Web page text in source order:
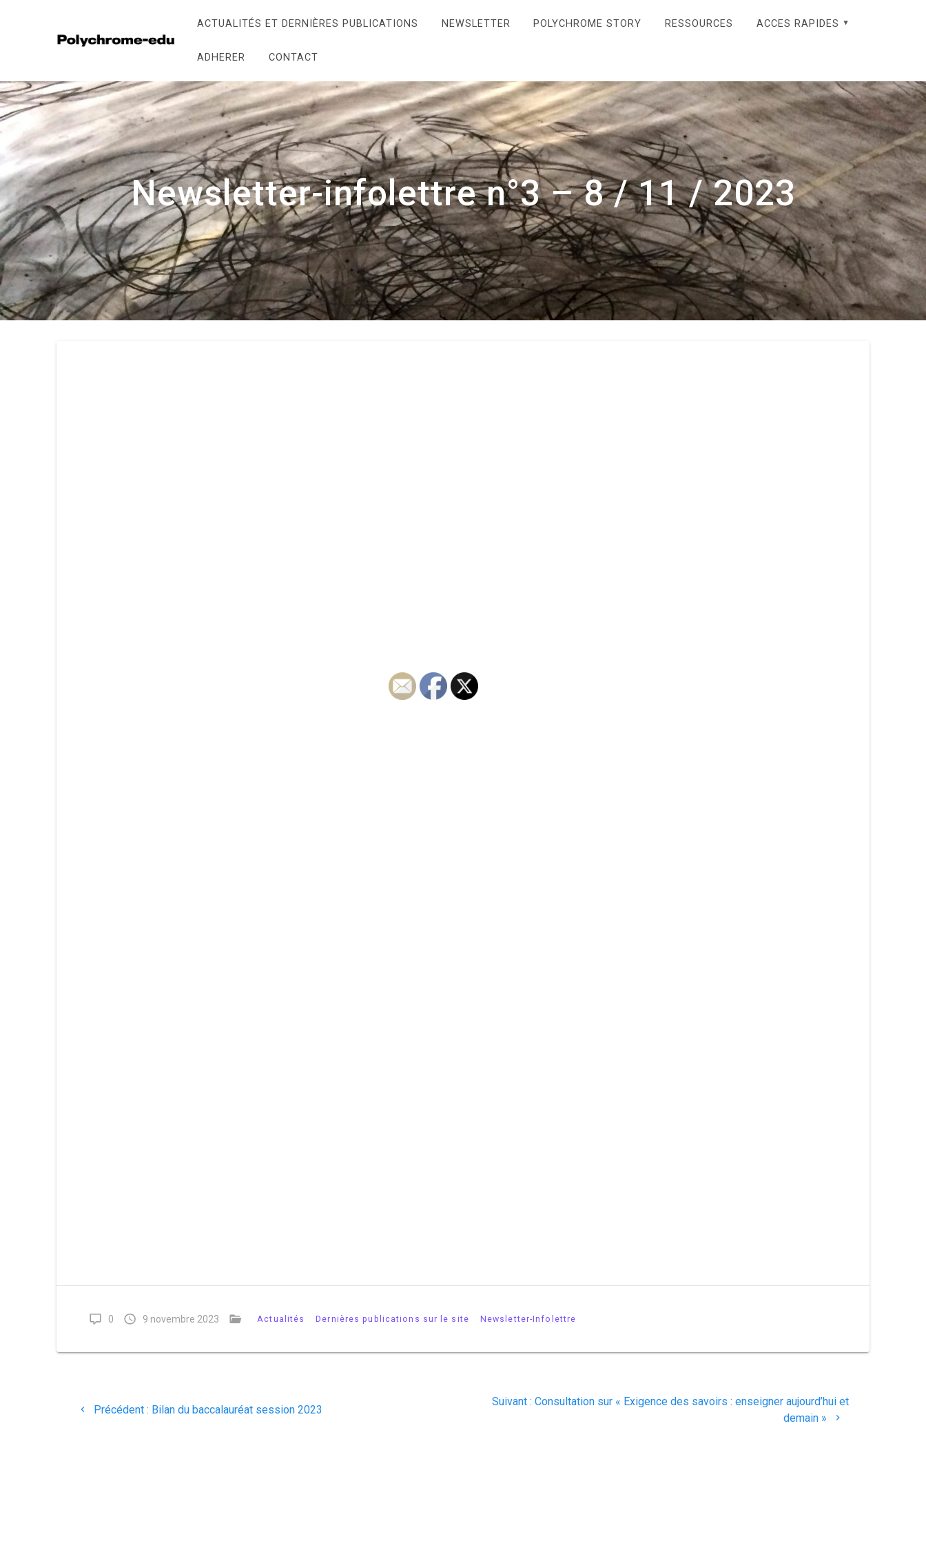
ACTUALITÉS ET DERNIÈRES PUBLICATIONS NEWSLETTER POLYCHROME STORY RESSOURCES ACCES RAPIDES
ADHERER CONTACT
Newsletter-infolettre n°3 – 8 / 11 / 2023
0 9 novembre 2023 Actualités Dernières publications sur le site Newsletter-Infolettre
Précédent : Bilan du baccalauréat session 2023
Suivant : Consultation sur « Exigence des savoirs : enseigner aujourd’hui et
demain »